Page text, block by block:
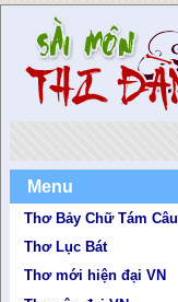
Menu
Thơ Bảy Chữ Tám Câu
Thơ Lục Bát
Thơ mới hiện đại VN